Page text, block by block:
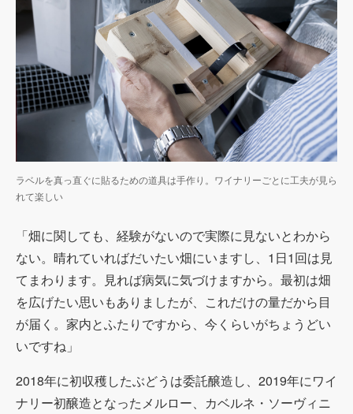
ラベルを真っ直ぐに貼るための道具は手作り。ワイナリーごとに工夫が見ら
れて楽しい
「畑に関しても、経験がないので実際に見ないとわから
ない。晴れていればだいたい畑にいますし、 1 日1回は見
てまわります。見れば病気に気づけますから。最初は畑
を広げたい思いもありましたが、これだけの量だから目
が届く。家内とふたりですから、今くらいがちょうどい
いですね」
2018年に初収穫したぶどうは委託醸造し、 2019年にワイ
ナリー初醸造となったメルロー、カベルネ・ソーヴィニ